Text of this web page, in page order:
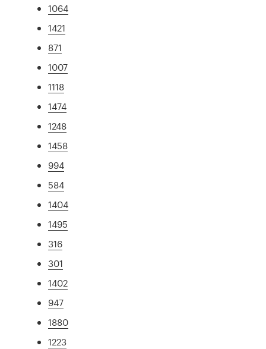
1064
1421
871
1007
1118
1474
1248
1458
994
584
1404
1495
316
301
1402
947
1880
1223